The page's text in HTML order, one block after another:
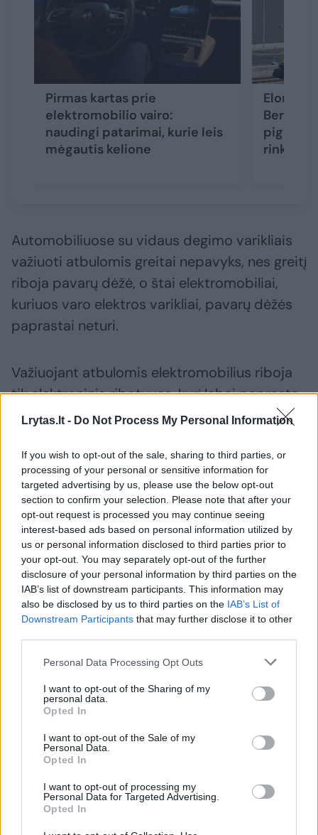
Lrytas.lt - Do Not Process My Personal Information
If you wish to opt-out of the sale, sharing to third parties, or
processing of your personal or sensitive information for
targeted advertising by us, please use the below opt-out
section to confirm your selection. Please note that after your
opt-out request is processed you may continue seeing
interest-based ads based on personal information utilized by
us or personal information disclosed to third parties prior to
your opt-out. You may separately opt-out of the further
disclosure of your personal information by third parties on the
IAB’s list of downstream participants. This information may
also be disclosed by us to third parties on the IAB’s List of
Downstream Participants that may further disclose it to other
Personal Data Processing Opt Outs
I want to opt-out of the Sharing of my
personal data.
Opted In
I want to opt-out of the Sale of my
Personal Data.
Opted In
I want to opt-out of processing my
Personal Data for Targeted Advertising.
Opted In
Pirmas kartas prie
elektromobilio vairo:
naudingi patarimai, kurie leis
mėgautis kelione
Elonas
Berlyno
rinkoje
Automobiliuose su vidaus degimo varikliais
važiuoti atbulomis greitai nepavyks, nes greitį
riboja pavarų dėžė, o štai elektromobiliai,
kuriuos varo elektros varikliai, pavarų dėžės
paprastai neturi.
Važiuojant atbulomis elektromobilius riboja
tik elektroninis ribotuvas, kurį labai paprasta
atjungti. Reikia tik perprogramuoti greitį
Teoriškai, „Rimac Nevera“ tiek pirmyn, tiek
atgal turėtų važiuoti tokiu pačiu greičiu.
Kalbant apie tokį didelį greitį, reikia turėti
omenyje ir aerodinamiką, kuri apskaičiuota
taip, kad automobilis greitai važiuotų pirmyn,
o ne atgal.
„Rimac Nevera“ turi net 1914 arklio galių
elektros pavarą. Kaip sako kroatai, kurie dar
automobilis galėtų važiuoti maksimaliai
greitai tiek pirmyn, tiek ir atgal. Atėjo metas
tai įrodyti.